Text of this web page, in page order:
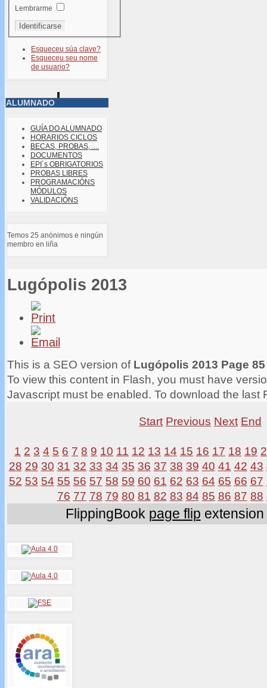
Lembrarme
Esqueceu súa clave?
Esqueceu seu nome
de usuario?
ALUMNADO
GUÍA DO ALUMNADO
HORARIOS CICLOS
BECAS, PROBAS, ....
DOCUMENTOS
EPI´s OBRIGATORIOS
PROBAS LIBRES
PROGRAMACIÓNS
MÓDULOS
VALIDACIÓNS
Temos 25 anónimos e ningún
membro en liña
Lugópolis 2013
This is a SEO version of Lugópolis 2013 Page 85
To view this content in Flash, you must have
Javascript must be enabled. To download the last
Start Previous Next End
1 2 3 4 5 6 7 8 9 10 11 12 13 14 15 16 17 18 19
28 29 30 31 32 33 34 35 36 37 38 39 40 41 42 43
52 53 54 55 56 57 58 59 60 61 62 63 64 65 66 67
76 77 78 79 80 81 82 83 84 85 86 87 88
FlippingBook page flip